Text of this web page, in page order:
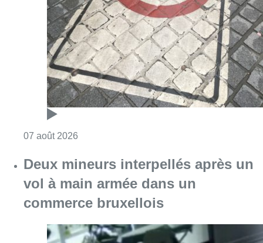
Deux mineurs interpellés après un
vol à main armée dans un
commerce bruxellois